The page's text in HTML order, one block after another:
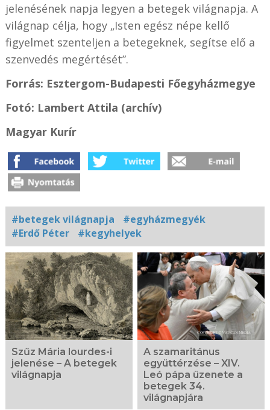
jelenésének napja legyen a betegek világnapja. A
világnap célja, hogy „Isten egész népe kellő
figyelmet szenteljen a betegeknek, segítse elő a
szenvedés megértését”.
Forrás: Esztergom-Budapesti Főegyházmegye
Fotó: Lambert Attila (archív)
Magyar Kurír
#betegek világnapja
#egyházmegyék
#Erdő Péter
#kegyhelyek
Kapcsolódó
fotógaléria
Szűz Mária lourdes-i
jelenése – A betegek
világnapja
A szamaritánus
együttérzése – XIV.
Leó pápa üzenete a
betegek 34.
világnapjára